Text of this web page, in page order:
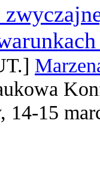
14-15